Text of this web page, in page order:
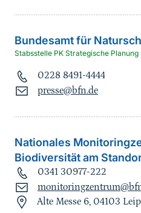
Bundesamt für
Stabsstelle PK Strategische
0228 8491-4444
presse@bfn.de
Nationales
Biodiversität am
0341 30977-222
Alte Messe 6, 04103